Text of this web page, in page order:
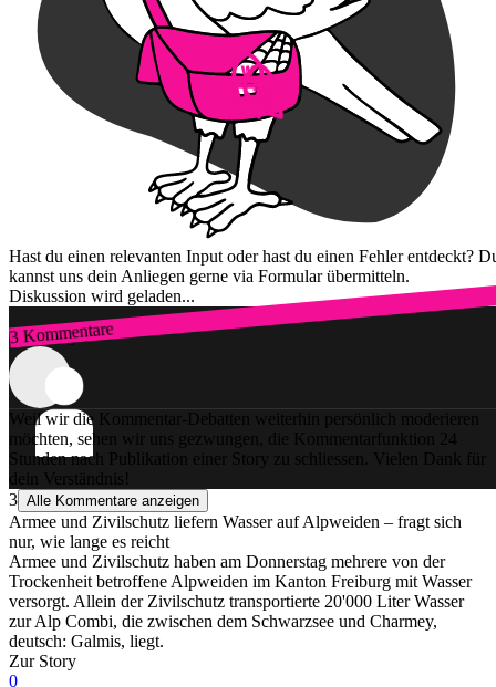
Hast du einen relevanten Input oder hast du einen Fehler entdeckt?
kannst uns dein Anliegen gerne via Formular übermitteln.
Diskussion wird geladen...
3 Kommentare
Zum Login
Weil wir die Kommentar-Debatten weiterhin persönlich moderieren
möchten, sehen wir uns gezwungen, die Kommentarfunktion 24
Stunden nach Publikation einer Story zu schliessen. Vielen Dank für
dein Verständnis!
3 Alle Kommentare anzeigen
Armee und Zivilschutz liefern Wasser auf Alpweiden – fragt sich
nur, wie lange es reicht
Armee und Zivilschutz haben am Donnerstag mehrere von der
Trockenheit betroffene Alpweiden im Kanton Freiburg mit Wasser
versorgt. Allein der Zivilschutz transportierte 20'000 Liter Wasser
zur Alp Combi, die zwischen dem Schwarzsee und Charmey,
deutsch: Galmis, liegt.
Zur Story
0